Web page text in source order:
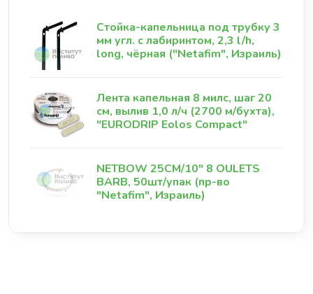
Стойка-капельница под трубку 3
мм угл. с лабиринтом, 2,3 l/h,
long, чёрная ("Netafim", Израиль)
Лента капельная 8 милс, шаг 20
см, вылив 1,0 л/ч (2700 м/бухта),
"EURODRIP Eolos Compact"
NETBOW 25СМ/10" 8 OULETS
BARB, 50шт/упак (пр-во
"Netafim", Израиль)